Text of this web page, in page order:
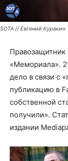
SOTA // Евгений Куракин
«Мемориала».
дело в связи с
публикацию в
собственной
получили».
издании